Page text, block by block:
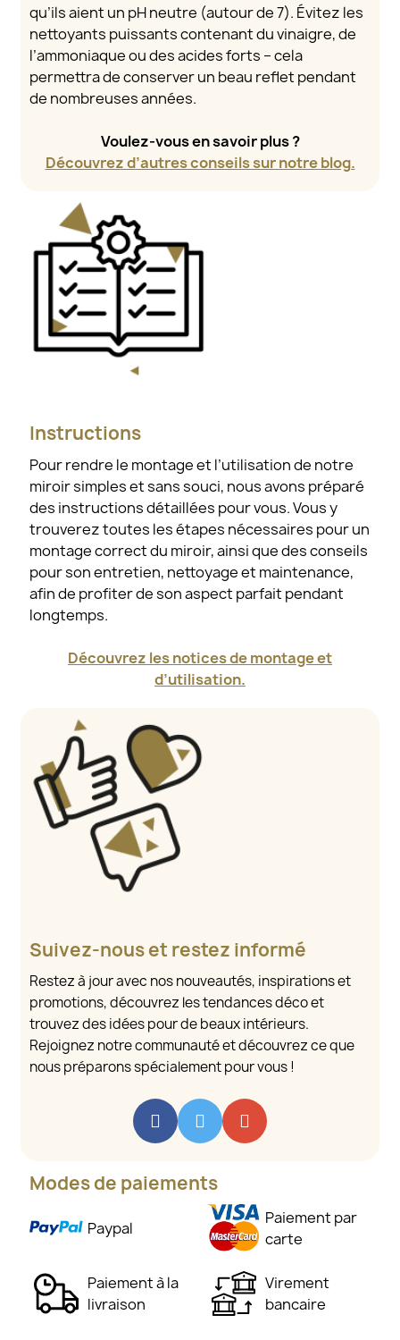
qu’ils aient un pH neutre (autour de 7). Évitez les
nettoyants puissants contenant du vinaigre, de
l’ammoniaque ou des acides forts – cela
permettra de conserver un beau reflet pendant
de nombreuses années.
Voulez-vous en savoir plus ?
Découvrez d’autres conseils sur notre blog.
Instructions
Pour rendre le montage et l’utilisation de notre
miroir simples et sans souci, nous avons préparé
des instructions détaillées pour vous. Vous y
trouverez toutes les étapes nécessaires pour un
montage correct du miroir, ainsi que des conseils
pour son entretien, nettoyage et maintenance,
afin de profiter de son aspect parfait pendant
longtemps.
Découvrez les notices de montage et
d’utilisation.
Suivez-nous et restez informé
Restez à jour avec nos nouveautés, inspirations et
promotions, découvrez les tendances déco et
trouvez des idées pour de beaux intérieurs.
Rejoignez notre communauté et découvrez ce que
nous préparons spécialement pour vous !
Modes de paiements
Paypal
Paiement par
carte
Paiement à la
livraison
Virement
bancaire